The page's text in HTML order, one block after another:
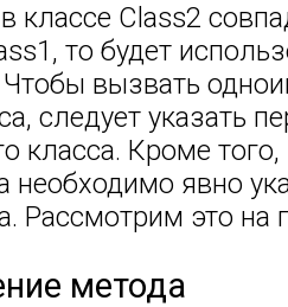
классе Class2
то будет
Чтобы вызвать
следует указать
класса. Кроме
необходимо явно
Рассмотрим это на
метода